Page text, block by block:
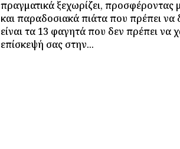
πραγματικά ξεχωρίζει, προσφέροντας
και παραδοσιακά πιάτα που πρέπει να
είναι τα 13 φαγητά που δεν πρέπει να
επίσκεψή σας στην...